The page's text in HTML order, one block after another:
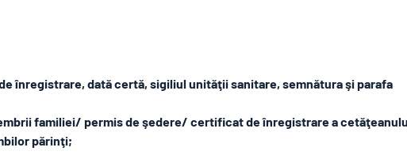
înregistrare, dată certă, sigiliul unităţii sanitare, semnătura şi parafa
familiei/ permis de şedere/ certificat de înregistrare a
părinţi;